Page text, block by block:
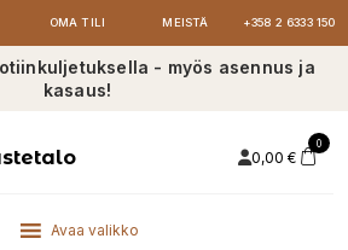
OMA TILI MEISTÄ +358 2 6333 150
- myös asennus ja
kasaus!
0,00 €
0
Avaa valikko